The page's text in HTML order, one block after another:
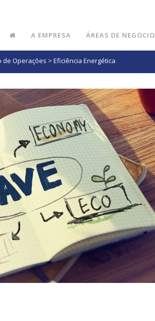
A EMPRESA ÁREAS DE NEGOCIO
de Operações > Eficiência Energética